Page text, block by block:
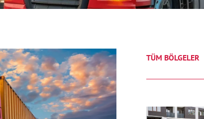
TÜM BÖLGELER